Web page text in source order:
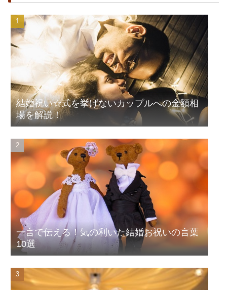
結婚祝い☆式を挙げないカップルへの金額相
場を解説！
一言で伝える！気の利いた結婚お祝いの言葉
10選